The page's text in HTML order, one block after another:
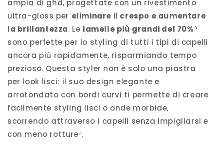
ampia di ghd, progettate con un rivestimento
ultra-gloss per eliminare il crespo e aumentare
la brillantezza. Le lamelle più grandi del 70%³
sono perfette per lo styling di tutti i tipi di capelli
ancora più rapidamente, risparmiando tempo
prezioso. Questa styler non è solo una piastra
per look lisci: il suo design elegante e
arrotondato con bordi curvi ti permette di creare
facilmente styling lisci o onde morbide,
scorrendo attraverso i capelli senza impigliarsi e
con meno rotture⁴.